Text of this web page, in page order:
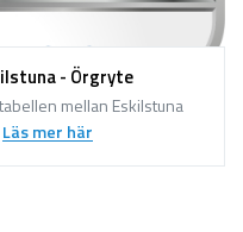
- Örgryte
mellan Eskilstuna
Läs mer här